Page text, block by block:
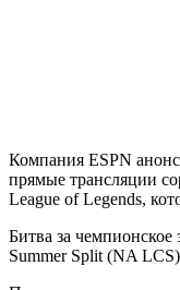
Компания ESPN
прямые трансляции
League of Legends,
Битва за чемпионское
Summer Split (NA